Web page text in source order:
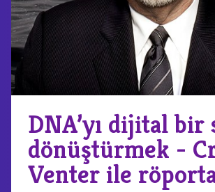
DNA’yı dijital bir
dönüştürmek -
Venter ile